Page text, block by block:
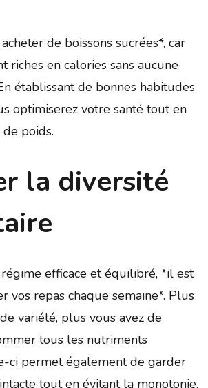
de boissons sucrées*, car
riches en calories sans aucune
établissant de bonnes habitudes
optimiserez votre santé tout en
poids.
la diversité
efficace et équilibré, *il est
vos repas chaque semaine*. Plus
variété, plus vous avez de
tous les nutriments
ci permet également de garder
tout en évitant la monotonie.